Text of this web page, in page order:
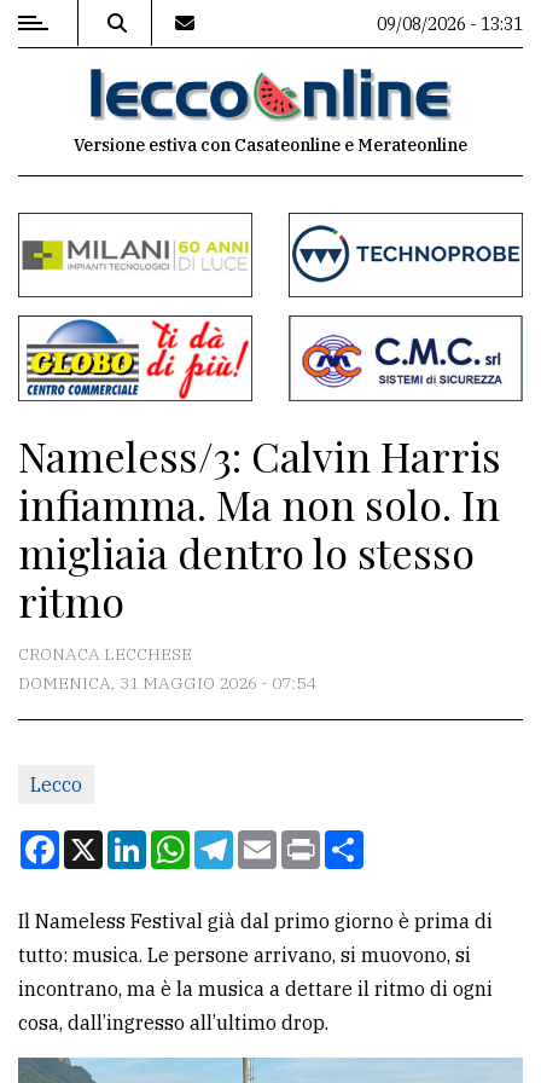
MENU
commenti
Contenuti
del
sito
Meteo
CONTATTI
La
Scrivici
tua
pubblicità
CERCA
Cerca
per
comune
09/08/2026 - 13:31
Versione estiva con Casateonline e Merateonline
Nameless/3: Calvin Harris
infiamma. Ma non solo. In
migliaia dentro lo stesso
ritmo
CRONACA LECCHESE
DOMENICA, 31 MAGGIO 2026 - 07:54
Lecco
Facebook
X LinkedInWhatsApp
Telegram
EmailPrint
Il Nameless Festival già dal primo giorno è prima di
tutto: musica. Le persone arrivano, si muovono, si
incontrano, ma è la musica a dettare il ritmo di ogni
cosa, dall’ingresso all’ultimo drop.